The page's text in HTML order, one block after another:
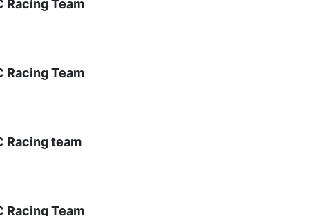
Racing Team
Racing Team
Racing team
Racing Team